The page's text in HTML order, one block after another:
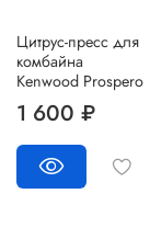
Цитрус-пресс для
комбайна
Kenwood Prospero
1 600 ₽